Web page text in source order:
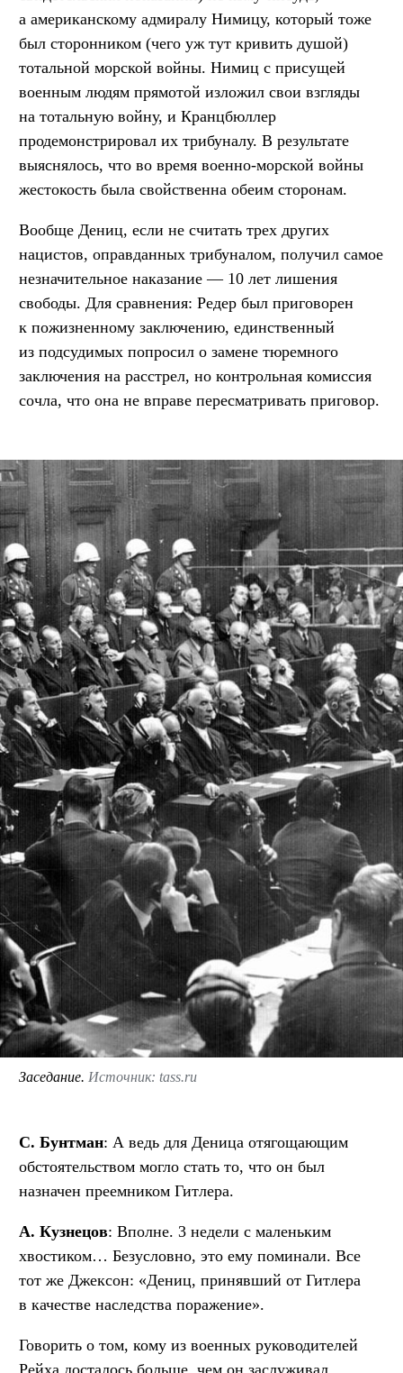
а американскому адмиралу Нимицу, который тоже
был сторонником (чего уж тут кривить душой)
тотальной морской войны. Нимиц с присущей
военным людям прямотой изложил свои взгляды
на тотальную войну, и Кранцбюллер
продемонстрировал их трибуналу. В результате
выяснялось, что во время военно-морской войны
жестокость была свойственна обеим сторонам.
Вообще Дениц, если не считать трех других
нацистов, оправданных трибуналом, получил самое
незначительное наказание — 10 лет лишения
свободы. Для сравнения: Редер был приговорен
к пожизненному заключению, единственный
из подсудимых попросил о замене тюремного
заключения на расстрел, но контрольная комиссия
сочла, что она не вправе пересматривать приговор.
Заседание. Источник: tass.ru
С. Бунтман: А ведь для Деница отягощающим
обстоятельством могло стать то, что он был
назначен преемником Гитлера.
А. Кузнецов: Вполне. 3 недели с маленьким
хвостиком… Безусловно, это ему поминали. Все
тот же Джексон: «Дениц, принявший от Гитлера
в качестве наследства поражение».
Говорить о том, кому из военных руководителей